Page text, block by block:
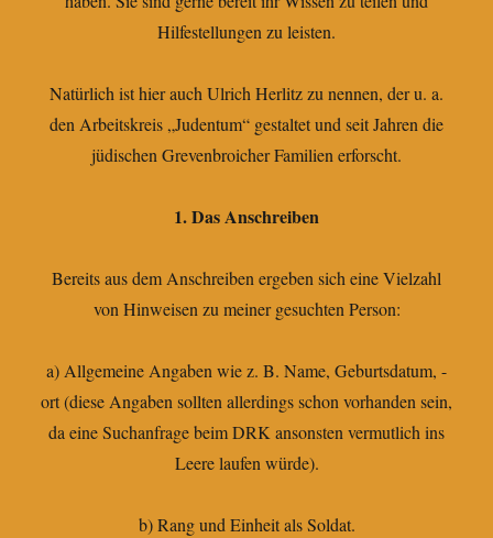
Hilfestellungen zu leisten.
Natürlich ist hier auch Ulrich Herlitz zu nennen, der u. a.
den Arbeitskreis „Judentum“ gestaltet und seit Jahren die
jüdischen Grevenbroicher Familien erforscht.
1. Das Anschreiben
Bereits aus dem Anschreiben ergeben sich eine Vielzahl
von Hinweisen zu meiner gesuchten Person:
a) Allgemeine Angaben wie z. B. Name, Geburtsdatum, -
ort (diese Angaben sollten allerdings schon vorhanden sein,
da eine Suchanfrage beim DRK ansonsten vermutlich ins
Leere laufen würde).
b) Rang und Einheit als Soldat.